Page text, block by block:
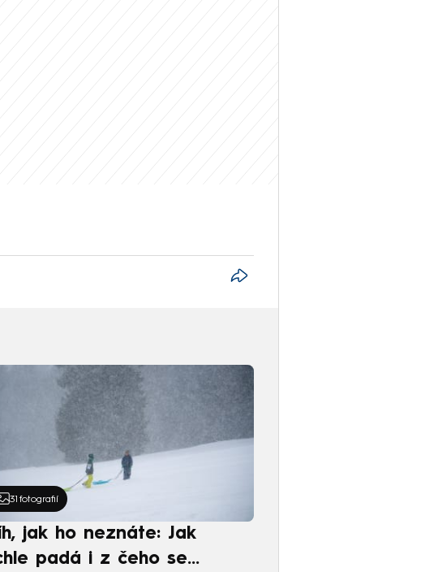
31 fotografií
jak ho neznáte: Jak
padá i z čeho se